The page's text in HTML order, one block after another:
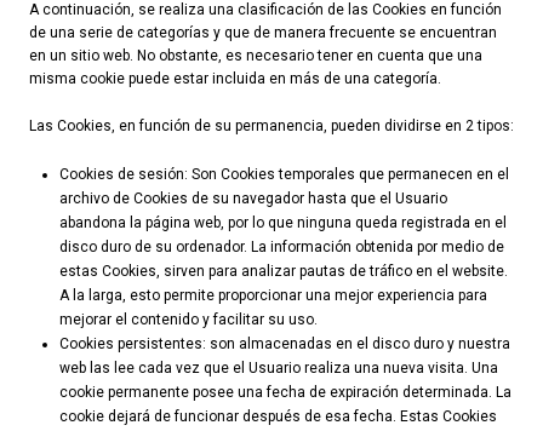
Qué ver
Fiestas
Gastronomía
Dónde dormir
Artesanía
Callejero
HORARIOS
PUBLICACIONES
A continuación, se realiza una clasificación de las Cookies en función
de una serie de categorías y que de manera frecuente se encuentran
en un sitio web. No obstante, es necesario tener en cuenta que una
misma cookie puede estar incluida en más de una categoría.
Las Cookies, en función de su permanencia, pueden dividirse en 2 tipos:
Cookies de sesión: Son Cookies temporales que permanecen en el
archivo de Cookies de su navegador hasta que el Usuario
abandona la página web, por lo que ninguna queda registrada en el
disco duro de su ordenador. La información obtenida por medio de
estas Cookies, sirven para analizar pautas de tráfico en el website.
A la larga, esto permite proporcionar una mejor experiencia para
mejorar el contenido y facilitar su uso.
Cookies persistentes: son almacenadas en el disco duro y nuestra
web las lee cada vez que el Usuario realiza una nueva visita. Una
cookie permanente posee una fecha de expiración determinada. La
cookie dejará de funcionar después de esa fecha. Estas Cookies